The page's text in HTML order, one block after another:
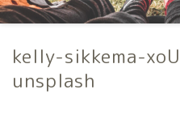
kelly-sikkema-
unsplash